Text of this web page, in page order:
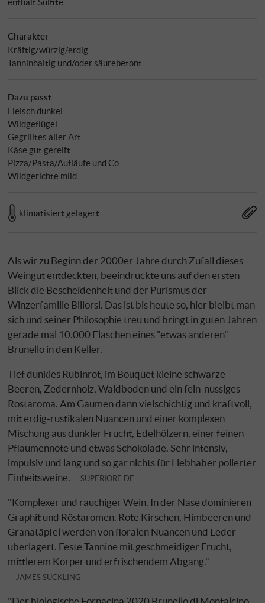
Charakter
Kräftig/würzig/erdig
Tanninhaltig und/oder säurebetont
Dazu passt
Fleisch dunkel
Wildgeflügel
Gegrilltes aller Art
Käse gut gereift
Pizza/Pasta/Aufläufe und Co.
Wildgerichte mild
klimatisiert gelagert
Als wir zu Beginn der 2000er Jahre durch Zufall dieses
Weingut entdeckten, beeindruckte uns auf den ersten
Blick die Bescheidenheit und der Purismus der
Winzerfamilie Biliorsi. Das ist bis heute so, hier bleibt man
sich und seiner Philosophie treu und bringt in guten Jahren
gerade mal 10.000 Flaschen eines "etwas anderen"
Brunello in den Keller.
Tief dunkles Rubinrot, im Bouquet kleine schwarze
Beeren, Zedernholz, Waldboden und ein fein-nussiges
Röstaroma. Am Gaumen dann vielschichtig und kraftvoll,
mit erdig-rustikalen Nuancen und einer komplexen
Mischung aus dunkler Frucht, Edelhölzern, einer feinen
Pflaumennote und etwas Schokolade. Sehr intensiv,
impulsiv und lang und so gar nichts für Liebhaber polierter
Einheitsweine.
SUPERIORE.DE
"Komplexer und rauchiger Wein. In der Nase dominieren
Graphit und Röstaromen. Rote Kirschen, Himbeeren und
Granatäpfel werden von floralen Nuancen und Leder
überlagert. Feste Tannine mit geschmeidiger Frucht,
mittlerem Körper und erfrischendem Abgang."
JAMES SUCKLING